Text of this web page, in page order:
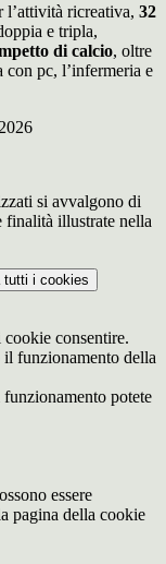
l’attività ricreativa, 32
e tripla,
di calcio, oltre
pc, l’infermeria e
si avvalgono di
finalità illustrate nella
tutti i cookies
cookie consentire.
il funzionamento della
potete
essere
pagina della cookie